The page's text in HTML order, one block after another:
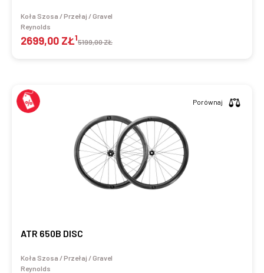
Koła Szosa / Przełaj / Gravel
Reynolds
2699,00 ZŁ15199,00 ZŁ
ATR 650B DISC
Koła Szosa / Przełaj / Gravel
Reynolds
Porównaj